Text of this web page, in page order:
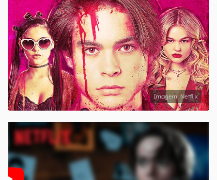
Confirmo que li, aceito e concordo com os Termos de
Uso e Política de Privacidade do Canaltech.
Netflix